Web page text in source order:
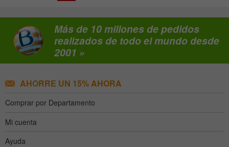
Más de 10 millones de pedidos
realizados de todo el mundo desde
2001 »
AHORRE UN 15% AHORA
Comprar por Departamento
Mi cuenta
Ayuda